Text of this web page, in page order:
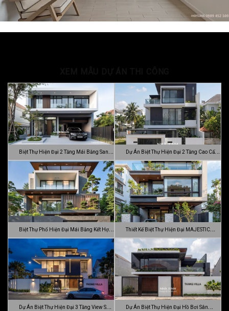
Biệt Thự Hiện Đại 2 Tầng Mái Bằng Sang Dự Án Biệt Thự Hiện Đại 2 Tầng Cao Cấp
Đ…
Biệt Thự Phố Hiện Đại Mái Bằng Kết Hợp Thiết Kế Biệt Thự Hiện Đại MAJESTIC
MODE…
Dự Án Biệt Thự Hiện Đại 3 Tầng View Sân Dự Án Biệt Thự Hiện Đại Hồ Bơi Sân